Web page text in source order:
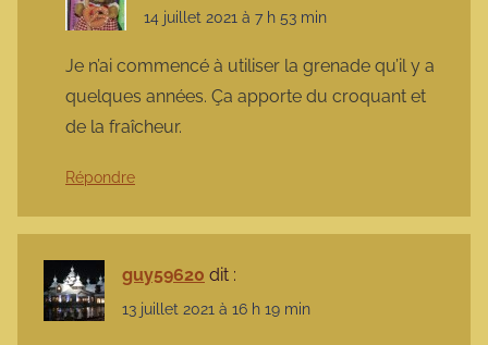
14 juillet 2021 à 7 h 53 min
Je n’ai commencé à utiliser la grenade qu’il y a
quelques années. Ça apporte du croquant et
de la fraîcheur.
Répondre
guy59620 dit :
13 juillet 2021 à 16 h 19 min